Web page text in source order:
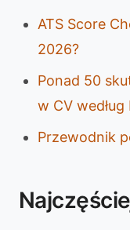
ATS Score
2026?
Ponad 50
w CV
Przewodnik